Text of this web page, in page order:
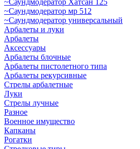
~Cаундмодератор Хатсан 125
~Саундмодератор мр 512
~Саундмодератор универсальный
Арбалеты и луки
Арбалеты
Аксессуары
Арбалеты блочные
Арбалеты пистолетного типа
Арбалеты рекурсивные
Стрелы арбалетные
Луки
Стрелы лучные
Разное
Военное имущество
Капканы
Рогатки